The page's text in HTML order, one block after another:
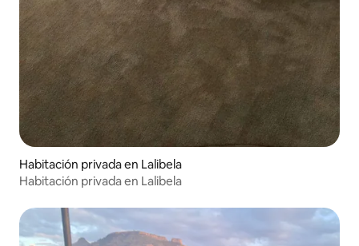
Habitación privada en Lalibela
Habitación privada en Lalibela